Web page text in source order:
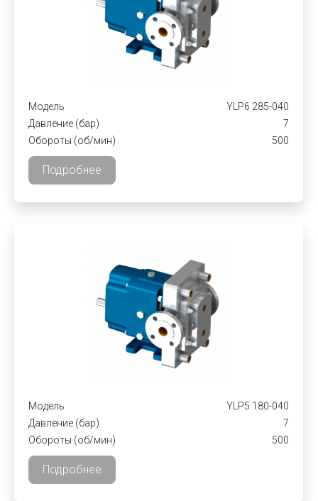
Модель
YLP6 285-040
Давление (бар)
7
Обороты (об/мин)
500
Подробнее
Модель
YLP5 180-040
Давление (бар)
7
Обороты (об/мин)
500
Подробнее